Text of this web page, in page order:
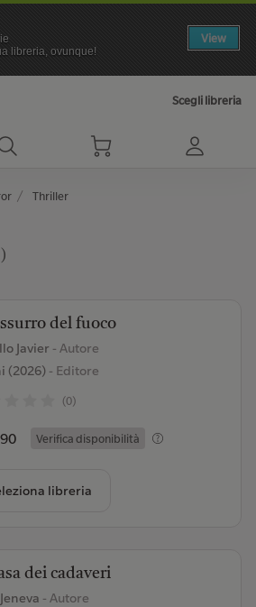
libreria, ovunque!
View
Scegli libreria
Thriller
del fuoco
Javier - Autore
(2026)- Editore
(0)
Verifica disponibilità
libreria
dei cadaveri
- Autore